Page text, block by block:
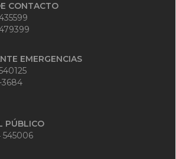
CONTACTO
EMERGENCIAS
PÚBLICO
545006